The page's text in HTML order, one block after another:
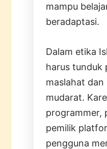
mampu
beradaptasi.
Dalam etika
harus tunduk
maslahat dan
mudarat.
programmer,
pemilik
pengguna